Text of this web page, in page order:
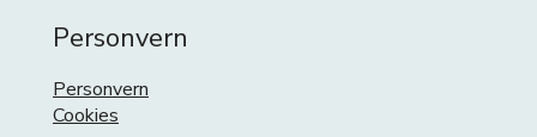
Personvern
Personvern
Cookies